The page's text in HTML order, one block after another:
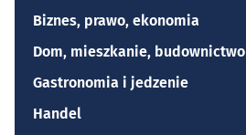
Biznes, prawo, ekonomia
Dom, mieszkanie, budownictwo
Gastronomia i jedzenie
Handel